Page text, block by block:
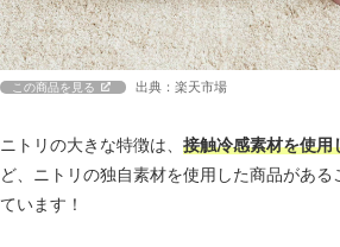
この商品を見る 出典：楽天市場
ニトリの大きな特徴は、 接触冷感素材を使用
ど、ニトリの独自素材を使用した商品があ
ています！